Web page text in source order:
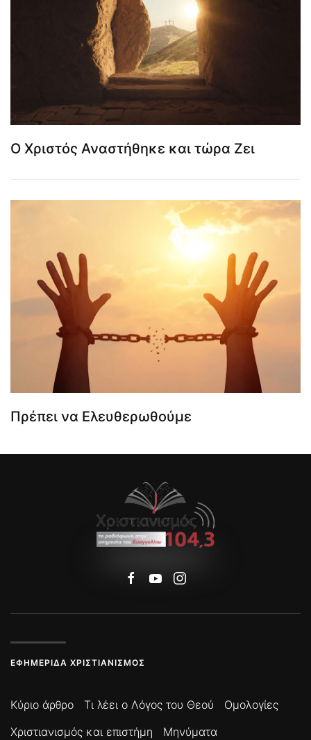
Ο Χριστός Αναστήθηκε και τώρα Ζει
Πρέπει να Ελευθερωθούμε
ΕΦΗΜΕΡΊΔΑ ΧΡΙΣΤΙΑΝΙΣΜΌΣ
Κύριο άρθρο Τι λέει ο Λόγος του Θεού
Ομολογίες
Χριστιανισμός και επιστήμη
Μηνύματα